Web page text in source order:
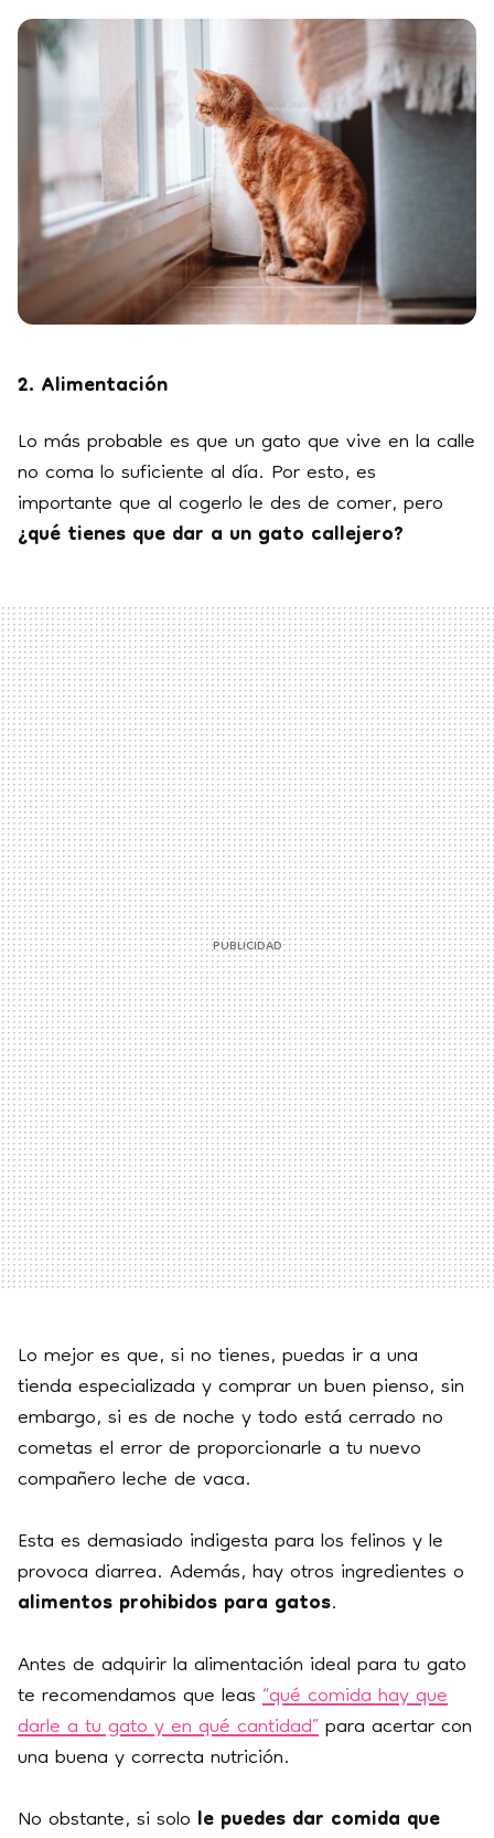
2. Alimentación
Lo más probable es que un gato que vive en la calle
no coma lo suficiente al día. Por esto, es
importante que al cogerlo le des de comer, pero
¿qué tienes que dar a un gato callejero?
Lo mejor es que, si no tienes, puedas ir a una
tienda especializada y comprar un buen pienso, sin
embargo, si es de noche y todo está cerrado no
cometas el error de proporcionarle a tu nuevo
compañero leche de vaca.
Esta es demasiado indigesta para los felinos y le
provoca diarrea. Además, hay otros ingredientes o
alimentos prohibidos para gatos.
Antes de adquirir la alimentación ideal para tu gato
te recomendamos que leas“qué comida hay que
darle a tu gato y en qué cantidad”para acertar con
una buena y correcta nutrición.
No obstante, si solole puedes dar comida que